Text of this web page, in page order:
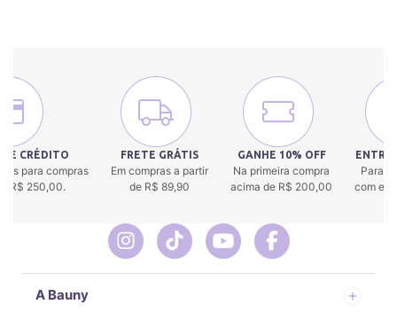
CRÉDITO
para compras
R$ 250,00.
FRETE GRÁTIS
Em compras a partir
de R$ 89,90
GANHE 10% OFF
Na primeira compra
acima de R$ 200,00
Para
com
A Bauny